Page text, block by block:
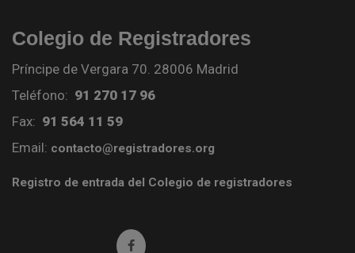
Colegio de Registradores
Príncipe de Vergara 70. 28006 Madrid
Teléfono: 91 270 17 96
Fax: 91 564 11 59
Email: contacto@registradores.org
Registro de entrada del Colegio de registradores
Ir a facebook (abre en ventana nueva)